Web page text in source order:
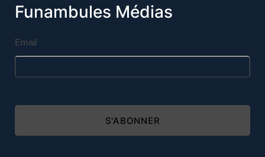
Funambules Médias
Email
S'ABONNER